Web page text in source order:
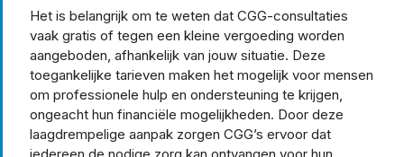
Het is belangrijk om te weten dat CGG-consultaties
vaak gratis of tegen een kleine vergoeding worden
aangeboden, afhankelijk van jouw situatie. Deze
toegankelijke tarieven maken het mogelijk voor mensen
om professionele hulp en ondersteuning te krijgen,
ongeacht hun financiële mogelijkheden. Door deze
laagdrempelige aanpak zorgen CGG’s ervoor dat
iedereen de nodige zorg kan ontvangen voor hun